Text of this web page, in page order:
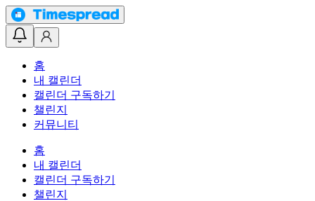
홈
내 캘린더
캘린더 구독하기
챌린지
커뮤니티
홈
내 캘린더
캘린더 구독하기
챌린지